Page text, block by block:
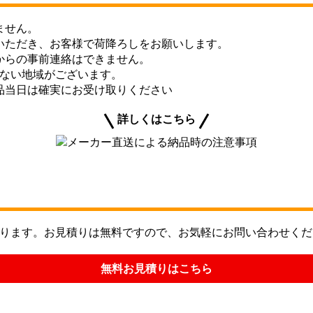
ん。
だき、お客様で荷降ろしをお願いします。
の事前連絡はできません。
い地域がございます。
当日は確実にお受け取りください
詳しくはこちら
ます。お見積りは無料ですので、お気軽にお問い合わせく
無料お見積りはこちら